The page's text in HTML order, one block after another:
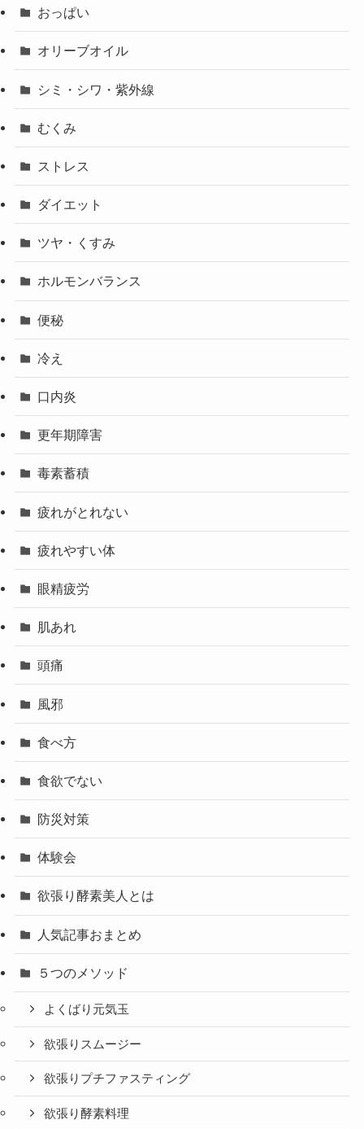
おっぱい
オリーブオイル
シミ・シワ・紫外線
むくみ
ストレス
ダイエット
ツヤ・くすみ
ホルモンバランス
便秘
冷え
口内炎
更年期障害
毒素蓄積
疲れがとれない
疲れやすい体
眼精疲労
肌あれ
頭痛
風邪
食べ方
食欲でない
防災対策
体験会
欲張り酵素美人とは
人気記事おまとめ
５つのメソッド
よくばり元気玉
欲張りスムージー
欲張りプチファスティング
欲張り酵素料理